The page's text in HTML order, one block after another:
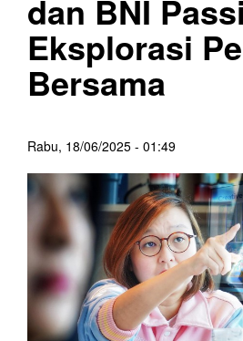
dan BNI
Eksplorasi
Bersama
Rabu, 18/06/2025 - 01:49